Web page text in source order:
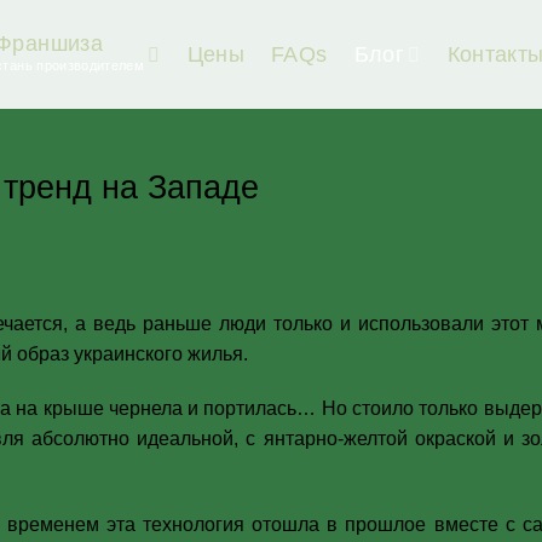
Цены FAQs Контакты
на Западе
а ведь раньше люди только и использовали этот
украинского жилья.
крыше чернела и портилась… Но стоило только
абсолютно идеальной, с янтарно-желтой окраской и
эта технология отошла в прошлое вместе с